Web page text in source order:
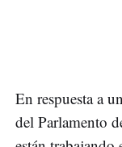
En respuesta a
del Parlamento